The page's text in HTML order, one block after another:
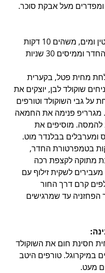
מעל אבקת סוכר.
מערבבים ג'לטין ומים, משהים 10 דקות
בטמפרטורת החדר וממיסים 30 שניות
מחית פטל, בקערית
שוקולד לבן, יוצקים את
על גבי השוקולד וטורפים
מגרריפ פנימה את החמאה
להמסה. מוסיפים את
ומערבלים בבלנדר מוט.
15 דקות בטמפרטורת החדר,
מתוקה לקצפת רכה
לשקית זילוף עם
קרם דרך החור
עד שמרגישים
חסינת חום את השוקולד
במיקרוגל. טורפים היטב
מעט.